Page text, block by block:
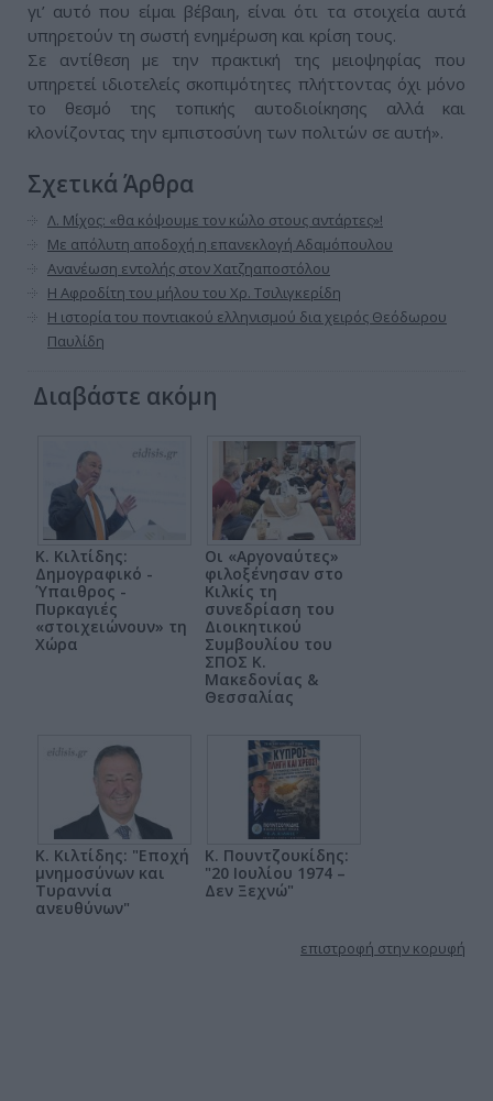
γι’ αυτό που είμαι βέβαιη, είναι ότι τα στοιχεία αυτά
υπηρετούν τη σωστή ενημέρωση και κρίση τους.
Σε αντίθεση με την πρακτική της μειοψηφίας που
υπηρετεί ιδιοτελείς σκοπιμότητες πλήττοντας όχι μόνο
το θεσμό της τοπικής αυτοδιοίκησης αλλά και
κλονίζοντας την εμπιστοσύνη των πολιτών σε αυτή».
Σχετικά Άρθρα
Λ. Μίχος: «θα κόψουμε τον κώλο στους αντάρτες»!
Με απόλυτη αποδοχή η επανεκλογή Αδαμόπουλου
Ανανέωση εντολής στον Χατζηαποστόλου
Η Αφροδίτη του μήλου του Χρ. Τσιλιγκερίδη
Η ιστορία του ποντιακού ελληνισμού δια χειρός Θεόδωρου
Παυλίδη
Διαβάστε ακόμη
Κ. Κιλτίδης:
Δημογραφικό -
Ύπαιθρος -
Πυρκαγιές
«στοιχειώνουν» τη
Χώρα
Οι «Αργοναύτες»
φιλοξένησαν στο
Κιλκίς τη
συνεδρίαση του
Διοικητικού
Συμβουλίου του
ΣΠΟΣ Κ.
Μακεδονίας &
Θεσσαλίας
Κ. Κιλτίδης: "Εποχή
μνημοσύνων και
Τυραννία
ανευθύνων"
Κ. Πουντζουκίδης:
"20 Ιουλίου 1974 –
Δεν Ξεχνώ"
επιστροφή στην κορυφή